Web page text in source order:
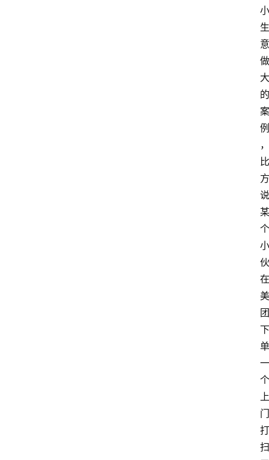
小
生
意
做
大
的
案
例
，
比
方
说
某
个
小
伙
在
美
团
下
单
一
个
上
门
打
扫